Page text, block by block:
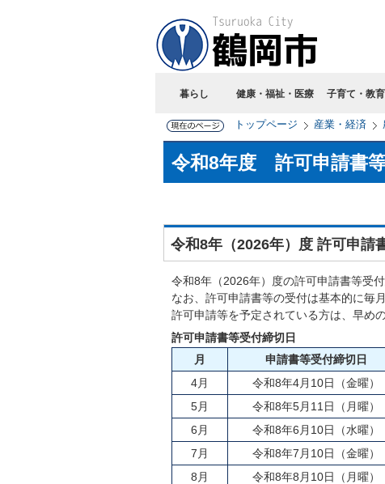
暮らし 健康・福祉・医療 子育て・教育
トップページ 産業・経済
令和8年度 許可申請書
令和8年（2026年）度 許可申請
令和8年（2026年）度の許可申請書等受
なお、許可申請書等の受付は基本的に毎
許可申請等を予定されている方は、早め
許可申請書等受付締切日
月
申請書等受付締切日
4月
令和8年4月10日（金曜）
5月
令和8年5月11日（月曜）
6月
令和8年6月10日（水曜）
7月
令和8年7月10日（金曜）
8月
令和8年8月10日（月曜）